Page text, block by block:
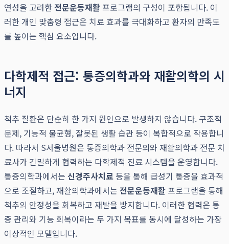
연성을 고려한 전문운동재활프로그램의 구성이 포함됩니다. 이
러한 개인 맞춤형 접근은 치료 효과를 극대화하고 환자의 만족도
를 높이는 핵심 요소입니다.
다학제적 접근: 통증의학과와 재활의학의 시
너지
척추 질환은 단순히 한 가지 원인으로 발생하지 않습니다. 구조적
문제, 기능적 불균형, 잘못된 생활 습관 등이 복합적으로 작용합니
다. 따라서 S서울병원은 통증의학과 전문의와 재활의학과 전문 치
료사가 긴밀하게 협력하는 다학제적 진료 시스템을 운영합니다.
통증의학과에서는 신경주사치료 등을 통해 급성기 통증을 효과적
으로 조절하고, 재활의학과에서는 전문운동재활프로그램을 통해
척추의 안정성을 회복하고 재발을 방지합니다. 이러한 협력은 통
증 관리와 기능 회복이라는 두 가지 목표를 동시에 달성하는 가장
이상적인 모델입니다.